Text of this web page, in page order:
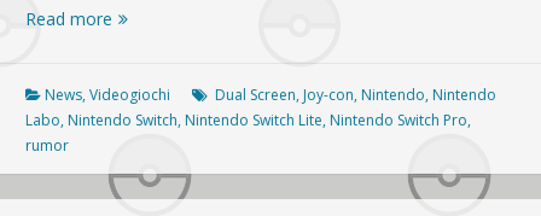
Read more Nintendo
arrivo
una
versione?
News,Videogiochi Dual Screen, Joy-con, Nintendo, Nintendo
Labo, Nintendo Switch, Nintendo Switch Lite, Nintendo Switch Pro,
rumor